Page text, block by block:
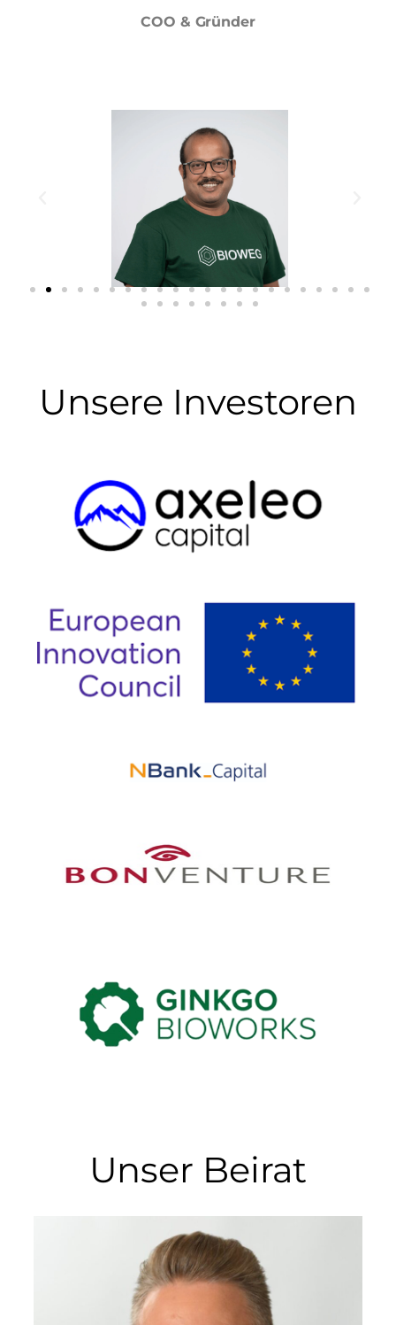
COO & Gründer
Unsere Investoren
Unser Beirat